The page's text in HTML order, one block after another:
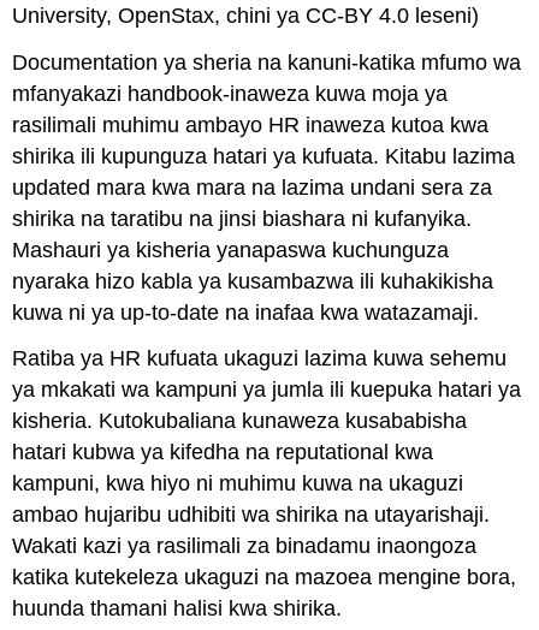
University, OpenStax, chini ya CC-BY 4.0 leseni)
Documentation ya sheria na kanuni-katika mfumo wa
mfanyakazi handbook-inaweza kuwa moja ya
rasilimali muhimu ambayo HR inaweza kutoa kwa
shirika ili kupunguza hatari ya kufuata. Kitabu lazima
updated mara kwa mara na lazima undani sera za
shirika na taratibu na jinsi biashara ni kufanyika.
Mashauri ya kisheria yanapaswa kuchunguza
nyaraka hizo kabla ya kusambazwa ili kuhakikisha
kuwa ni ya up-to-date na inafaa kwa watazamaji.
Ratiba ya HR kufuata ukaguzi lazima kuwa sehemu
ya mkakati wa kampuni ya jumla ili kuepuka hatari ya
kisheria. Kutokubaliana kunaweza kusababisha
hatari kubwa ya kifedha na reputational kwa
kampuni, kwa hiyo ni muhimu kuwa na ukaguzi
ambao hujaribu udhibiti wa shirika na utayarishaji.
Wakati kazi ya rasilimali za binadamu inaongoza
katika kutekeleza ukaguzi na mazoea mengine bora,
huunda thamani halisi kwa shirika.